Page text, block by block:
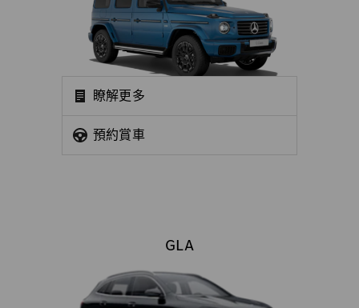
瞭解更多
預約賞車
GLA